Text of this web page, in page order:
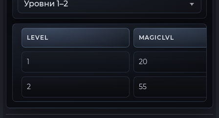
LEVEL MAGICLVL
1 20
2 55